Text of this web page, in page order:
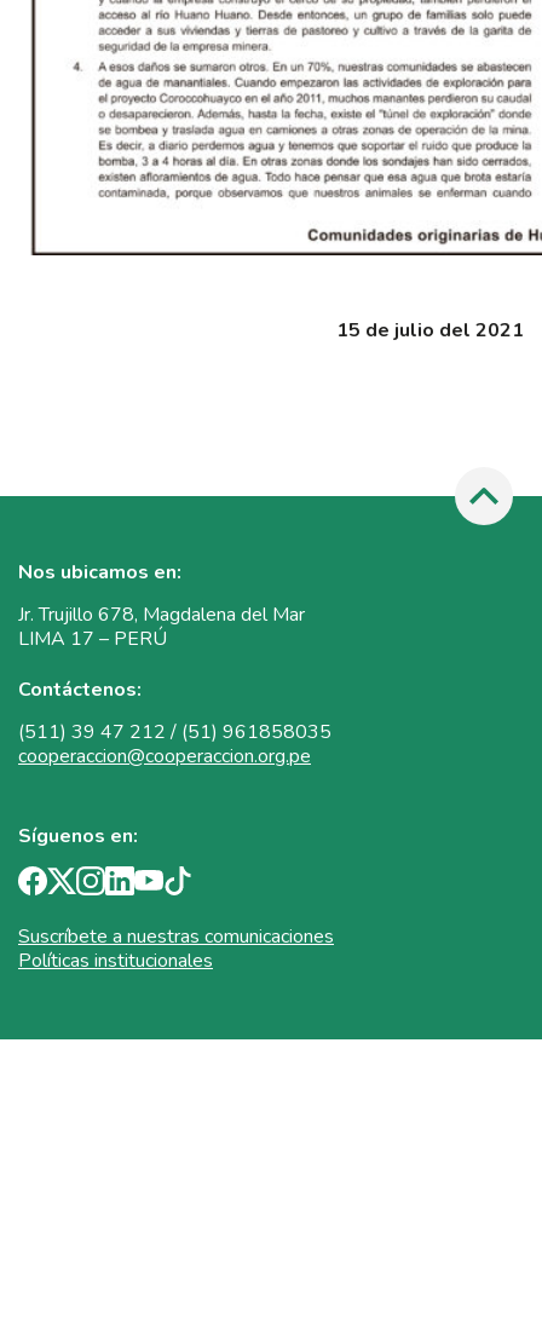
15 de julio del 2021
Nos ubicamos en:
Jr. Trujillo 678, Magdalena del Mar
LIMA 17 – PERÚ
Contáctenos:
(511) 39 47 212 / (51) 961858035
cooperaccion@cooperaccion.org.pe
Síguenos en:
Suscríbete a nuestras comunicaciones
Políticas institucionales